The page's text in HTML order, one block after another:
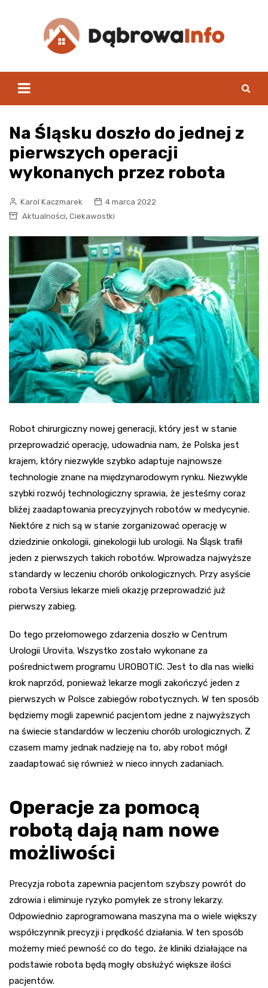
Na Śląsku doszło do jednej z
pierwszych operacji
wykonanych przez robota
Karol Kaczmarek
4 marca 2022
Aktualności, Ciekawostki
Robot chirurgiczny nowej generacji, który jest w stanie
przeprowadzić operację, udowadnia nam, że Polska jest
krajem, który niezwykle szybko adaptuje najnowsze
technologie znane na międzynarodowym rynku. Niezwykle
szybki rozwój technologiczny sprawia, że jesteśmy coraz
bliżej zaadaptowania precyzyjnych robotów w medycynie.
Niektóre z nich są w stanie zorganizować operację w
dziedzinie onkologii, ginekologii lub urologii. Na Śląsk trafił
jeden z pierwszych takich robotów. Wprowadza najwyższe
standardy w leczeniu chorób onkologicznych. Przy asyście
robota Versius lekarze mieli okazję przeprowadzić już
pierwszy zabieg.
Do tego przełomowego zdarzenia doszło w Centrum
Urologii Urovita. Wszystko zostało wykonane za
pośrednictwem programu UROBOTIC. Jest to dla nas wielki
krok naprzód, ponieważ lekarze mogli zakończyć jeden z
pierwszych w Polsce zabiegów robotycznych. W ten sposób
będziemy mogli zapewnić pacjentom jedne z najwyższych
na świecie standardów w leczeniu chorób urologicznych. Z
czasem mamy jednak nadzieję na to, aby robot mógł
zaadaptować się również w nieco innych zadaniach.
Operacje za pomocą
robotą dają nam nowe
możliwości
Precyzja robota zapewnia pacjentom szybszy powrót do
zdrowia i eliminuje ryzyko pomyłek ze strony lekarzy.
Odpowiednio zaprogramowana maszyna ma o wiele większy
współczynnik precyzji i prędkość działania. W ten sposób
możemy mieć pewność co do tego, że kliniki działające na
podstawie robota będą mogły obsłużyć większe ilości
pacjentów.